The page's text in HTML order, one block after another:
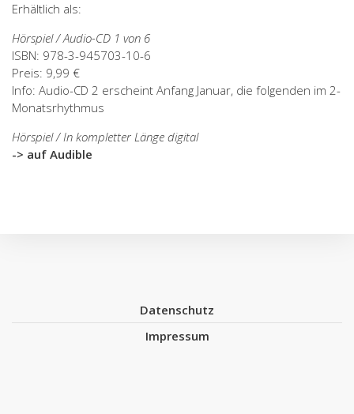
Erhältlich als:
Hörspiel / Audio-CD 1 von 6
ISBN: 978-3-945703-10-6
Preis: 9,99 €
Info: Audio-CD 2 erscheint Anfang Januar, die folgenden im 2-
Monatsrhythmus
Hörspiel / In kompletter Länge digital
-> auf Audible
Datenschutz
Impressum